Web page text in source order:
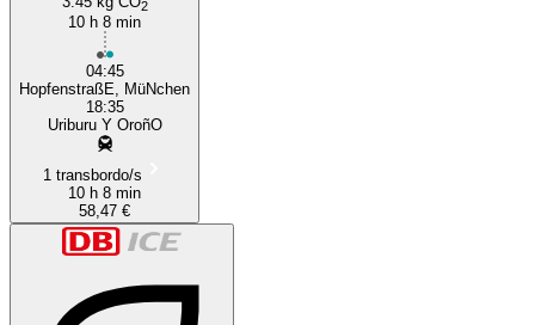
2
10 h 8 min
04:45
HopfenstraßE, MüNchen
18:35
Uriburu Y OroñO
1 transbordo/s
10 h 8 min
58,47 €